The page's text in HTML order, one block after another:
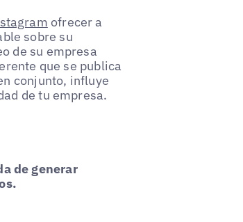
ofrecer a
sobre su
de su empresa
que se publica
conjunto, influye
de tu empresa.
de generar